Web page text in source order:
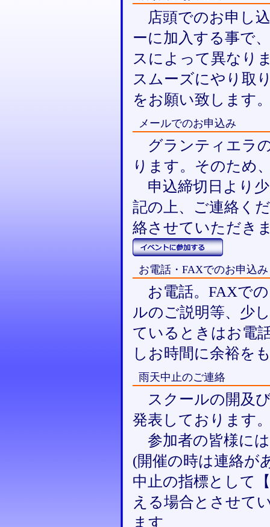
店頭でのお申し
ーに加入する事で
スによって異なり
スムーズにやり取
をお願い致します
メールでのお申込み
グランティエラ
ります。そのため
申込締切日より
記の上、ご連絡く
絡させていただき
お電話・FAXでのお申込み
お電話。FAXで
ルのご説明等、少
ているときはお電
しお時間に余裕を
雨天中止のご連絡
スクールの開及
発表しております
参加者の皆様に
(開催の時は連絡が
中止の指標として
える場合とさせて
ます